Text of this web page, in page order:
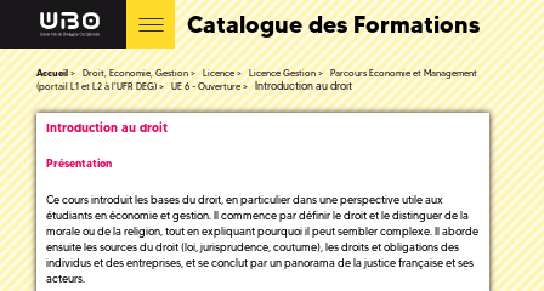
Catalogue des Formations
Accueil Droit, Economie, Gestion Licence Licence Gestion
Parcours Economie et Management
(portail L1 et L2 à l'UFR DEG)
UE 6 - Ouverture Introduction au droit
Introduction au droit
Présentation
Ce cours introduit les bases du droit, en particulier dans une perspective utile aux
étudiants en économie et gestion. Il commence par définir le droit et le distinguer de la
morale ou de la religion, tout en expliquant pourquoi il peut sembler complexe. Il aborde
ensuite les sources du droit (loi, jurisprudence, coutume), les droits et obligations des
individus et des entreprises, et se conclut par un panorama de la justice française et ses
acteurs.